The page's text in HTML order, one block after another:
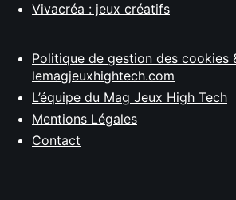
Vivacréa : jeux créatifs
Politique de gestion des cookies
lemagjeuxhightech.com
L’équipe du Mag Jeux High Tech
Mentions Légales
Contact